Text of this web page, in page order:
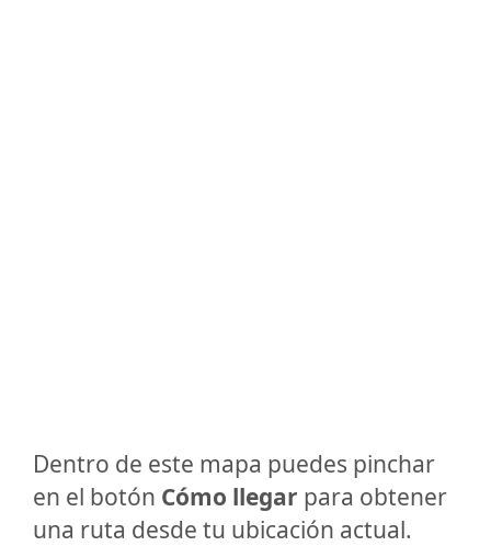
Dentro de este mapa puedes pinchar
en el botón Cómo llegar para obtener
una ruta desde tu ubicación actual.